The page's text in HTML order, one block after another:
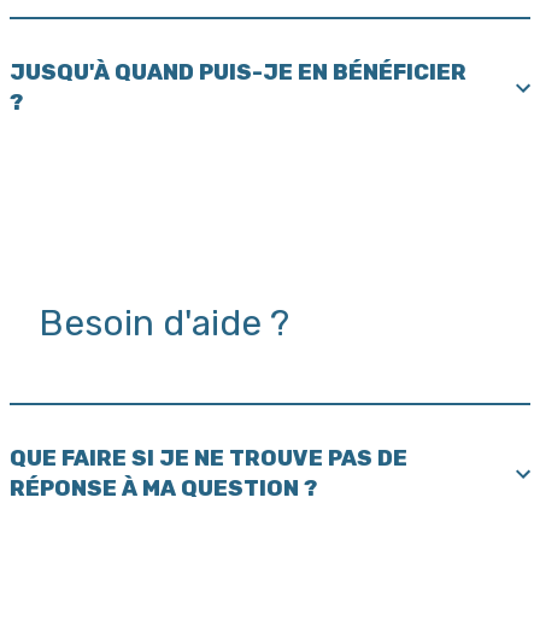
JUSQU'À QUAND PUIS-JE EN BÉNÉFICIER
?
Besoin d'aide ?
QUE FAIRE SI JE NE TROUVE PAS DE
RÉPONSE À MA QUESTION ?